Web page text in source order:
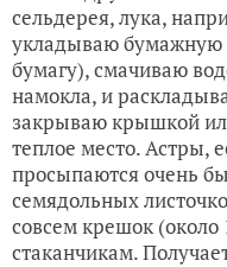
сельдерея, лука,
укладываю бумажную
бумагу), смачиваю
намокла, и
закрываю крышкой
теплое место. Астры,
просыпаются очень
семядольных
совсем крешок
стаканчикам.